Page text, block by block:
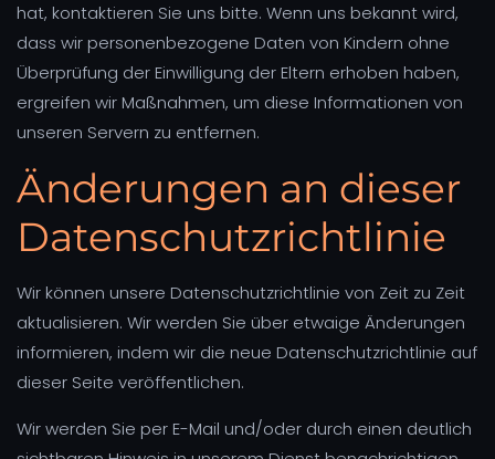
hat, kontaktieren Sie uns bitte. Wenn uns bekannt wird,
dass wir personenbezogene Daten von Kindern ohne
Überprüfung der Einwilligung der Eltern erhoben haben,
ergreifen wir Maßnahmen, um diese Informationen von
unseren Servern zu entfernen.
Änderungen an dieser
Datenschutzrichtlinie
Wir können unsere Datenschutzrichtlinie von Zeit zu Zeit
aktualisieren. Wir werden Sie über etwaige Änderungen
informieren, indem wir die neue Datenschutzrichtlinie auf
dieser Seite veröffentlichen.
Wir werden Sie per E-Mail und/oder durch einen deutlich